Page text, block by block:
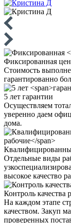
Фиксированная
Стоимость
гарантированно
5 лет гарантии
Осуществляем
уверенно даем
дома.
Отдельные виды
высокое качество
Контроль качества
На каждом этапе
качеством. Закуп
проверенных